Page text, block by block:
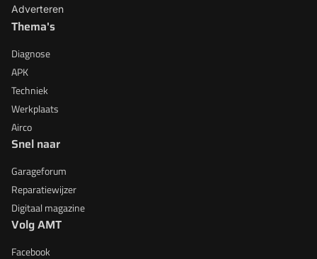
Adverteren
Thema's
Diagnose
APK
Techniek
Werkplaats
Airco
Snel naar
Garageforum
Reparatiewijzer
Digitaal magazine
Volg AMT
Facebook